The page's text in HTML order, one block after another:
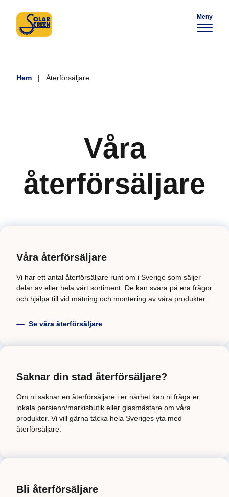
Meny
Hem | Återförsäljare
Våra
återförsäljare
Våra återförsäljare
Vi har ett antal återförsäljare runt om i Sverige som säljer
delar av eller hela vårt sortiment. De kan svara på era frågor
och hjälpa till vid mätning och montering av våra produkter.
Se våra återförsäljare
Saknar din stad återförsäljare?
Om ni saknar en återförsäljare i er närhet kan ni fråga er
lokala persienn/markisbutik eller glasmästare om våra
produkter. Vi vill gärna täcka hela Sveriges yta med
återförsäljare.
Bli återförsäljare